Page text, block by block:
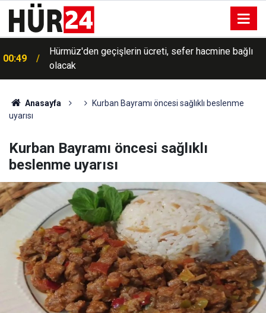
00:49
Hürmüz'den geçişlerin ücreti, sefer hacmine bağlı
olacak
00:35
Anasayfa
Kurban Bayramı öncesi sağlıklı beslenme
uyarısı
Kurban Bayramı öncesi sağlıklı
beslenme uyarısı